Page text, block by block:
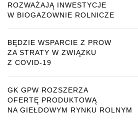
ROZWAŻAJĄ INWESTYCJE
W BIOGAZOWNIE ROLNICZE
BĘDZIE WSPARCIE Z PROW
ZA STRATY W ZWIĄZKU
Z COVID-19
GK GPW ROZSZERZA
OFERTĘ PRODUKTOWĄ
NA GIEŁDOWYM RYNKU ROLNYM